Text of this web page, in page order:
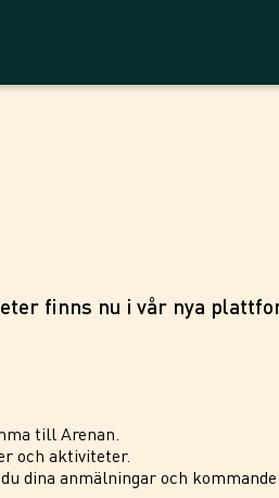
finns nu i vår nya
till Arenan.
och aktiviteter.
dina anmälningar och